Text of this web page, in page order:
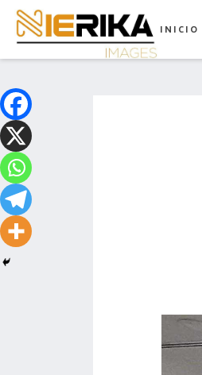
INICIO
aamtlax
abanderamiento
abasto
abejas
abogadas
abuelos
acceso
accidente